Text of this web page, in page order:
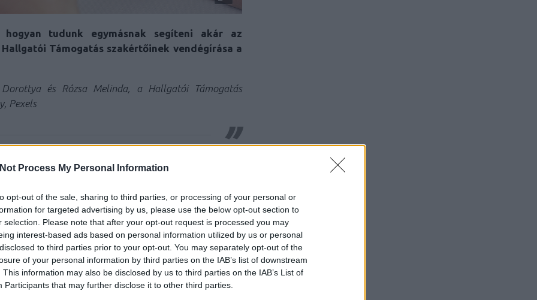
Process My Personal Information
opt-out of the sale, sharing to third parties, or processing of your personal or
for targeted advertising by us, please use the below opt-out section to
selection. Please note that after your opt-out request is processed you may
interest-based ads based on personal information utilized by us or personal
to third parties prior to your opt-out. You may separately opt-out of the
of your personal information by third parties on the IAB’s list of downstream
This information may also be disclosed by us to third parties on the IAB’s List of
Participants that may further disclose it to other third parties.
tudunk egymásnak segíteni akár az
Támogatás szakértőinek vendégírása a
és Rózsa Melinda, a Hallgatói Támogatás
Pexels
hétköznapi, 24/7-es kihívás. Néha küzdelem.
frusztráló. Viszont állandó figyelem. Nappal a
flowidban, unatkozásaidban, bánataidban és
hogy a betegségem nem én magam vagyok,
vagy néha nehezítő körülmény az utamon, onnantól
mint korlátozó tényezőre, hanem mint erőforrásra